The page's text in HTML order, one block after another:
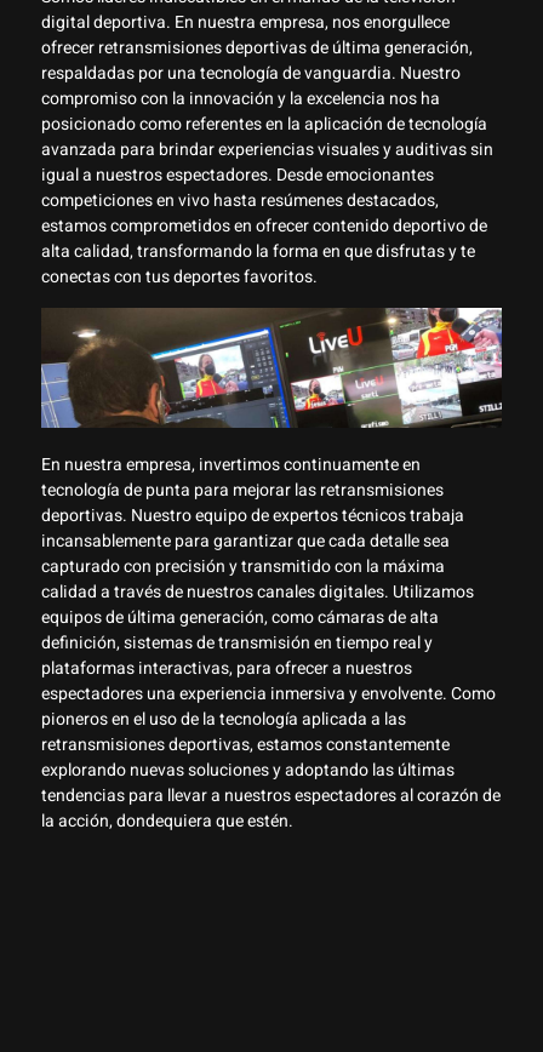
digital deportiva. En nuestra empresa, nos enorgullece
ofrecer retransmisiones deportivas de última generación,
respaldadas por una tecnología de vanguardia. Nuestro
compromiso con la innovación y la excelencia nos ha
posicionado como referentes en la aplicación de tecnología
avanzada para brindar experiencias visuales y auditivas sin
igual a nuestros espectadores. Desde emocionantes
competiciones en vivo hasta resúmenes destacados,
estamos comprometidos en ofrecer contenido deportivo de
alta calidad, transformando la forma en que disfrutas y te
conectas con tus deportes favoritos.
En nuestra empresa, invertimos continuamente en
tecnología de punta para mejorar las retransmisiones
deportivas. Nuestro equipo de expertos técnicos trabaja
incansablemente para garantizar que cada detalle sea
capturado con precisión y transmitido con la máxima
calidad a través de nuestros canales digitales. Utilizamos
equipos de última generación, como cámaras de alta
definición, sistemas de transmisión en tiempo real y
plataformas interactivas, para ofrecer a nuestros
espectadores una experiencia inmersiva y envolvente. Como
pioneros en el uso de la tecnología aplicada a las
retransmisiones deportivas, estamos constantemente
explorando nuevas soluciones y adoptando las últimas
tendencias para llevar a nuestros espectadores al corazón de
la acción, dondequiera que estén.